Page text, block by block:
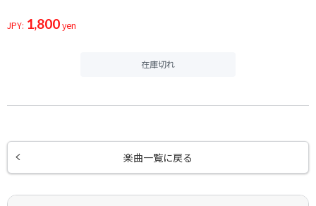
JPY: 1,800yen
在庫切れ
楽曲一覧に戻る